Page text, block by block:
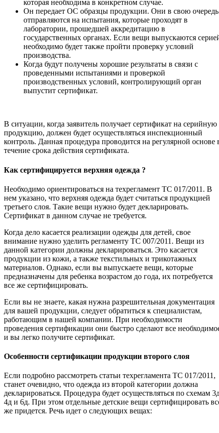
которая необходима в конкретном случае.
Он передает ОС образцы продукции. Они в свою очередь
отправляются на испытания, которые проходят в
лаборатории, прошедшей аккредитацию в
государственных органах. Если вещи выпускаются
необходимо будет также пройти проверку условий
производства.
Когда будут получены хорошие результаты в связи с
проведенными испытаниями и проверкой
производственных условий, контролирующий орган
выпустит сертификат.
В ситуации, когда заявитель получает сертификат на серийную
продукцию, должен будет осуществляться инспекционный
контроль. Данная процедура проводится на регулярной основе
течение срока действия сертификата.
Как сертифицируется верхняя одежда ?
Необходимо ориентироваться на техрегламент ТС 017/2011. В
нем указано, что верхняя одежда будет считаться продукцией
третьего слоя. Такие вещи нужно будет декларировать.
Сертификат в данном случае не требуется.
Когда дело касается реализации одежды для детей, свое
внимание нужно уделить регламенту ТС 007/2011. Вещи из
данной категории должны декларироваться. Это касается
продукции из кожи, а также текстильных и трикотажных
материалов. Однако, если вы выпускаете вещи, которые
предназначены для ребенка возрастом до года, их потребуется
все же сертифицировать.
Если вы не знаете, какая нужна разрешительная документация
для вашей продукции, следует обратиться к специалистам,
работающим в нашей компании. При необходимости
проведения сертификации они быстро сделают все
и вы легко получите сертификат.
Особенности сертификации продукции второго слоя
Если подробно рассмотреть статьи техрегламента ТС 017/2011,
станет очевидно, что одежда из второй категории должна
декларироваться. Процедура будет осуществляться по схемам
4д и 6д. При этом отдельные детские вещи сертифицировать
же придется. Речь идет о следующих вещах: